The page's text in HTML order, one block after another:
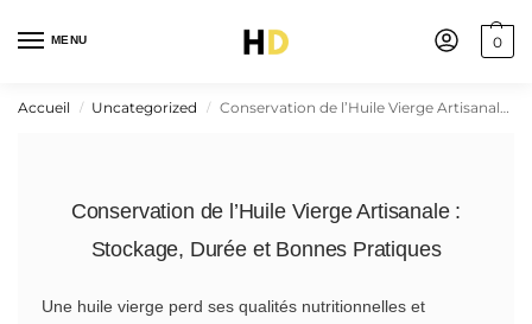
MENU 0
Accueil / Uncategorized / Conservation de l’Huile Vierge Artisanale : Stockage, Durée et Bonnes Pratiques
Conservation de l’Huile Vierge Artisanale :
Stockage, Durée et Bonnes Pratiques
Une huile vierge perd ses qualités nutritionnelles et